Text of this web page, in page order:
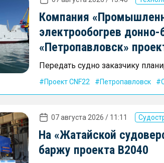
Компания
электрообогрев
«Петропавловск»
Передать судно заказчику
Проект CNF22 Петропавловск
07 августа 2026 / 11:11
На «Жатайской
баржу проекта В2040